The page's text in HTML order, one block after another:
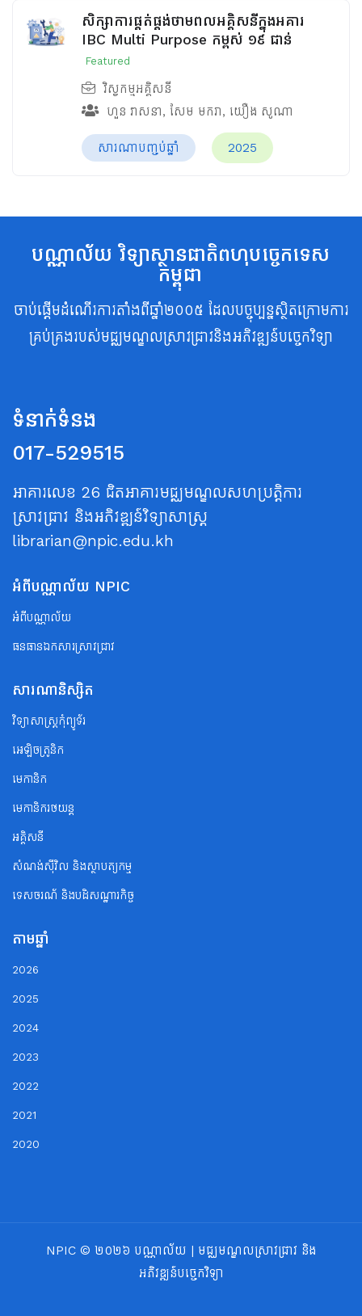
សិក្សាការផ្គត់ផ្គង់ថាមពលអគ្គិសនីក្នុងអគារ
IBC Multi Purpose កម្ពស់ ១៩ ជាន់
Featured
វិស្វកម្មអគ្គិសនី
ហួន​ វាសនា, សែម មករា, យឿង សូណា
សារណាបញ្ចប់ឆ្នាំ 2025
បណ្ណាល័យ វិទ្យាស្ថានជាតិពហុបច្ចេកទេស
កម្ពុជា
ចាប់ផ្តើមដំណើរការតាំងពីឆ្នាំ២០០៥ ដែលបច្ចុប្បន្នស្ថិតក្រោមការ
គ្រប់គ្រងរបស់មជ្ឈមណ្ឌលស្រាវជ្រាវនិងអភិវឌ្ឍន៍បច្ចេកវិទ្យា
ទំនាក់ទំនង
017-529515
អាគារលេខ 26 ជិតអាគារមជ្ឈមណ្ឌលសហប្រត្តិការ
ស្រាវជ្រាវ និងអភិវឌ្ឍន៍វិទ្យាសាស្ត្រ
librarian@npic.edu.kh
អំពីបណ្ណាល័យ NPIC
អំពីបណ្ណាល័យ
ធនធានឯកសារស្រាវជ្រាវ
សារណានិស្សិត
វិទ្យាសាស្ត្រកុំព្យូទ័រ
អេឡិចត្រូនិក
មេកានិក
មេកានិករថយន្ត
អគ្គិសនី
សំណង់ស៊ីវិល និងស្ថាបត្យកម្ម
ទេសចរណ័ និងបដិសណ្ឋារកិច្ច
តាមឆ្នាំ
2026
2025
2024
2023
2022
2021
2020
NPIC © ២០២៦ បណ្ណាល័យ | មជ្ឈមណ្ឌលស្រាវជ្រាវ និង
អភិវឌ្ឍន៍បច្ចេកវិទ្យា